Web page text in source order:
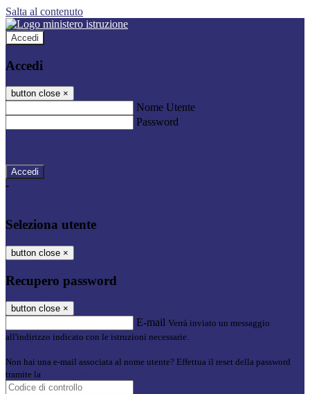
Salta al contenuto
Accedi
Accedi
button close ×
Nome Utente
Password
-
Seleziona utente
button close ×
Recupero password
button close ×
E-mail Verrà inviato un messaggio
all'indirizzo indicato con le istruzioni necessarie.
Non hai una e-mail associata al nome utente? Effettua il reset della password
tramite la